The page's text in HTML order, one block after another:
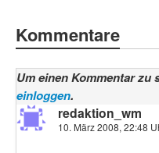
Kommentare
Um einen Kommentar zu
einloggen.
redaktion_wm
10. März 2008, 22:48